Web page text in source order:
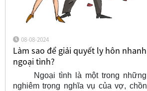
08-08-2024
Làm sao để giải quyết ly hôn
ngoại tình?
Ngoại tình là một trong những
nghiêm trọng nghĩa vụ của vợ,